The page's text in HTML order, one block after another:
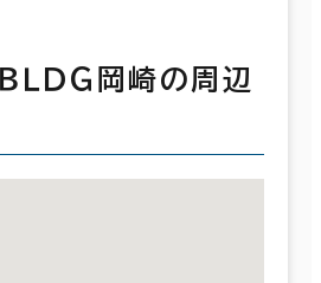
ＬＤＧ岡崎の周辺